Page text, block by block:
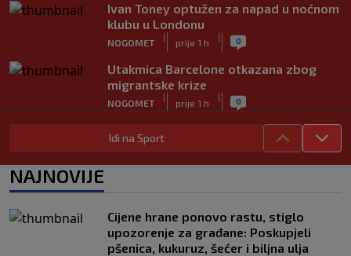
Ivan Toney optužen za napad u noćnom
klubu u Londonu
NOGOMET
|
prije 1 h
| 0
Utakmica Barcelone otkazana zbog
migrantske krize
NOGOMET
|
prije 1 h
| 0
FS Norveške poručio Infantinu: Odlazi,
odmah!
NOGOMET prije 1 h
u bikiniju (FOTO+VIDEO)
OSTALI SPORTOVI
|
prije 2 h
| 0
Idi na Sport
NAJNOVIJE
Cijene hrane ponovo rastu, stiglo
upozorenje za građane: Poskupjeli
pšenica, kukuruz, šećer i biljna ulja